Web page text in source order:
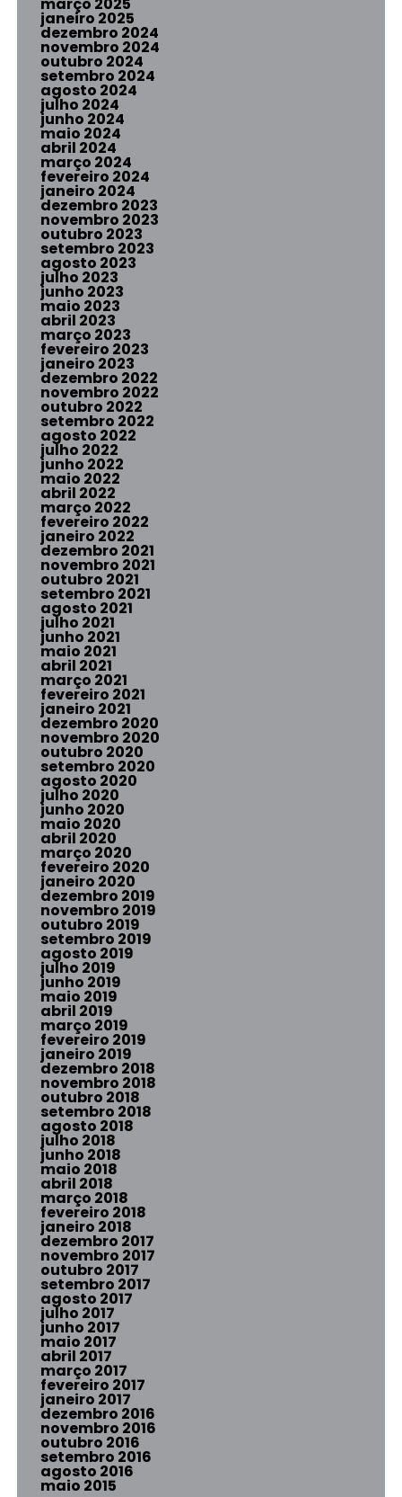
janeiro 2025
dezembro 2024
novembro 2024
outubro 2024
setembro 2024
agosto 2024
julho 2024
junho 2024
maio 2024
abril 2024
março 2024
fevereiro 2024
janeiro 2024
dezembro 2023
novembro 2023
outubro 2023
setembro 2023
agosto 2023
julho 2023
junho 2023
maio 2023
abril 2023
março 2023
fevereiro 2023
janeiro 2023
dezembro 2022
novembro 2022
outubro 2022
setembro 2022
agosto 2022
julho 2022
junho 2022
maio 2022
abril 2022
março 2022
fevereiro 2022
janeiro 2022
dezembro 2021
novembro 2021
outubro 2021
setembro 2021
agosto 2021
julho 2021
junho 2021
maio 2021
abril 2021
março 2021
fevereiro 2021
janeiro 2021
dezembro 2020
novembro 2020
outubro 2020
setembro 2020
agosto 2020
julho 2020
junho 2020
maio 2020
abril 2020
março 2020
fevereiro 2020
janeiro 2020
dezembro 2019
novembro 2019
outubro 2019
setembro 2019
agosto 2019
julho 2019
junho 2019
maio 2019
abril 2019
março 2019
fevereiro 2019
janeiro 2019
dezembro 2018
novembro 2018
outubro 2018
setembro 2018
agosto 2018
julho 2018
junho 2018
maio 2018
abril 2018
março 2018
fevereiro 2018
janeiro 2018
dezembro 2017
novembro 2017
outubro 2017
setembro 2017
agosto 2017
julho 2017
junho 2017
maio 2017
abril 2017
março 2017
fevereiro 2017
janeiro 2017
dezembro 2016
novembro 2016
outubro 2016
setembro 2016
agosto 2016
maio 2015